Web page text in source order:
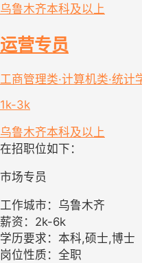
乌鲁木齐本科及以上
运营专员
工商管理类·计算机类·统计
1k-3k
乌鲁木齐本科及以上
在招职位如下：
市场专员
工作城市：乌鲁木齐
薪资：2k-6k
学历要求：本科,硕士,博士
岗位性质：全职